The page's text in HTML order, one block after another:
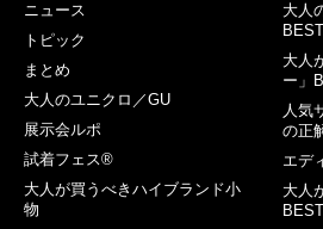
ニュース
トピック
まとめ
大人のユニクロ／GU
展示会ルポ
試着フェス®︎
大人が買うべきハイブランド小
物
大人
大人
ー」
人気
の正
エデ
大人